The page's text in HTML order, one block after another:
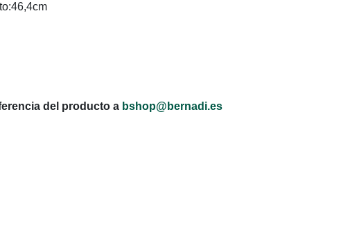
del producto a bshop@bernadi.es